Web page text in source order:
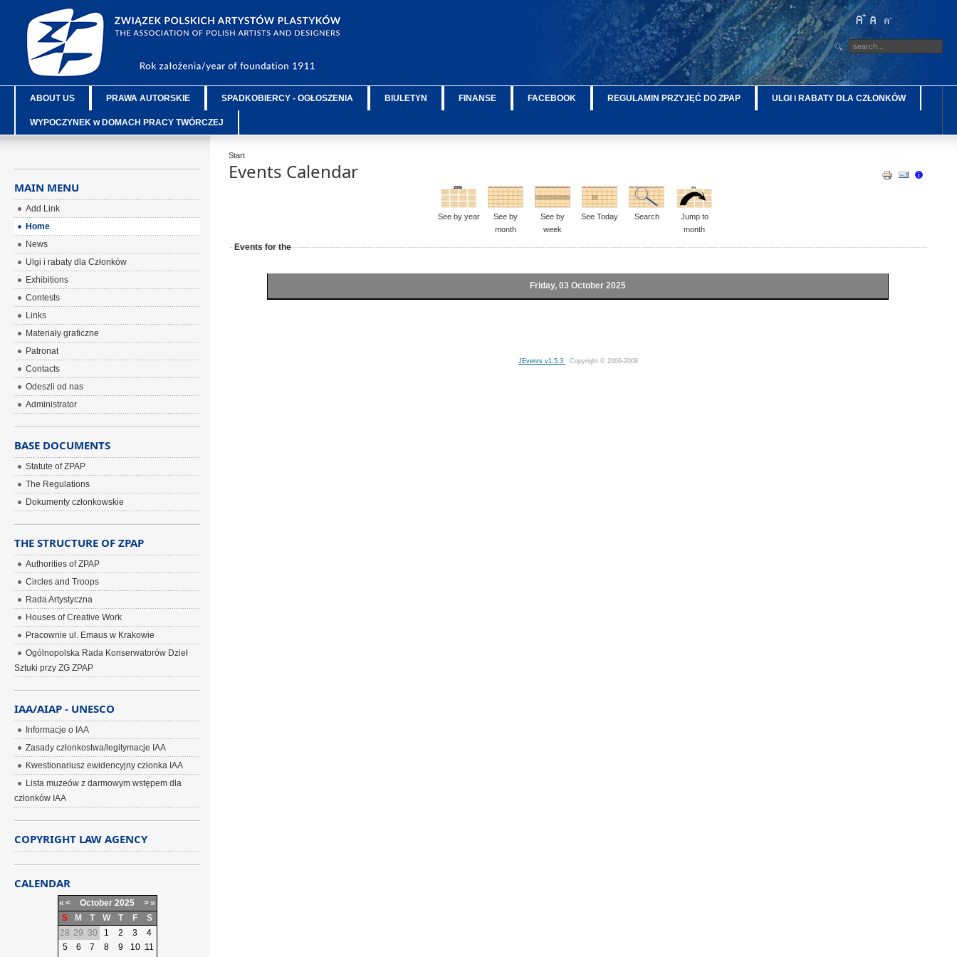
ABOUT US PRAWA AUTORSKIE SPADKOBIERCY - OGŁOSZENIA BIULETYN FINANSE FACEBOOK REGULAMIN PRZYJĘĆ DO ZPAP ULGI i RABATY DLA CZŁONKÓW
WYPOCZYNEK w DOMACH PRACY TWÓRCZEJ
Start
Events Calendar
See by year
See by
month
See by
week
See Today Search
Jump to
month
Events for the
Friday, 03 October 2025
JEvents v1.5.3 Copyright © 2006-2009
MAIN MENU
Add Link
Home
News
Ulgi i rabaty dla Członków
Exhibitions
Contests
Links
Materiały graficzne
Patronat
Contacts
Odeszli od nas
Administrator
BASE DOCUMENTS
Statute of ZPAP
The Regulations
Dokumenty członkowskie
THE STRUCTURE OF ZPAP
Authorities of ZPAP
Circles and Troops
Rada Artystyczna
Houses of Creative Work
Pracownie ul. Emaus w Krakowie
Ogólnopolska Rada Konserwatorów Dzieł
Sztuki przy ZG ZPAP
IAA/AIAP - UNESCO
Informacje o IAA
Zasady członkostwa/legitymacje IAA
Kwestionariusz ewidencyjny członka IAA
Lista muzeów z darmowym wstępem dla
członków IAA
COPYRIGHT LAW AGENCY
CALENDAR
« < October 2025 >»
S
M T W T F
S
28 29 30 1 2 3
4
5
6 7 8 9 10 11